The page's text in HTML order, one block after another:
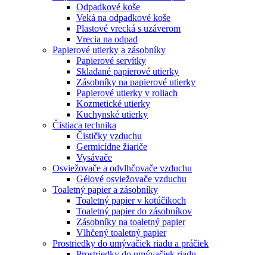
Odpadkové koše
Veká na odpadkové koše
Plastové vrecká s uzáverom
Vrecia na odpad
Papierové utierky a zásobníky
Papierové servítky
Skladané papierové utierky
Zásobníky na papierové utierky
Papierové utierky v roliach
Kozmetické utierky
Kuchynské utierky
Čistiaca technika
Čističky vzduchu
Germicídne žiariče
Vysávače
Osviežovače a odvlhčovače vzduchu
Gélové osviežovače vzduchu
Toaletný papier a zásobníky
Toaletný papier v kotúčikoch
Toaletný papier do zásobníkov
Zásobníky na toaletný papier
Vlhčený toaletný papier
Prostriedky do umývačiek riadu a práčiek